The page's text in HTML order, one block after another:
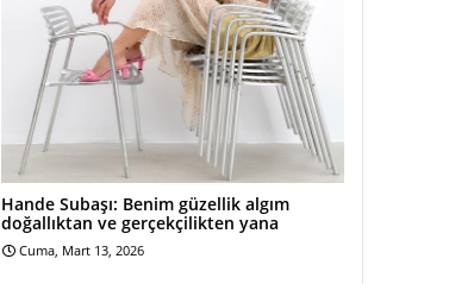
Hande Subaşı: Benim güzellik algım
doğallıktan ve gerçekçilikten yana
Cuma, Mart 13, 2026